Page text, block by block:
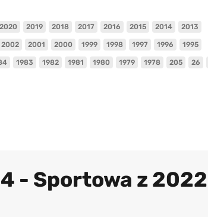
2020 2019 2018 2017 2016 2015 2014 2013
2002 2001 2000 1999 1998 1997 1996 1995
1983 1982 1981 1980 1979 1978 205 26
- Sportowa z 2022